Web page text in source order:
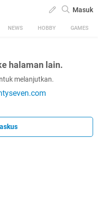
Masuk
NEWS HOBBY GAMES
halaman lain.
melanjutkan.